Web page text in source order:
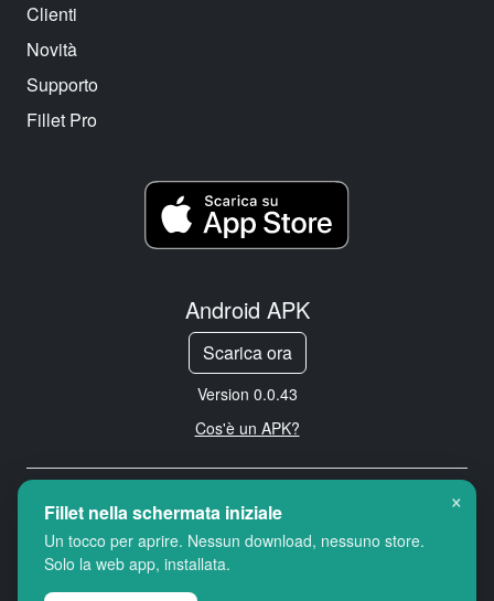
Clienti
Novità
Supporto
Fillet Pro
Android APK
Scarica ora
Version 0.0.43
Cos'è un APK?
Copyright © 2026 Cityredbird
Location Services Ltd. All rights
reserved.
×
Fillet nella schermata iniziale
Un tocco per aprire. Nessun download, nessuno store.
Solo la web app, installata.